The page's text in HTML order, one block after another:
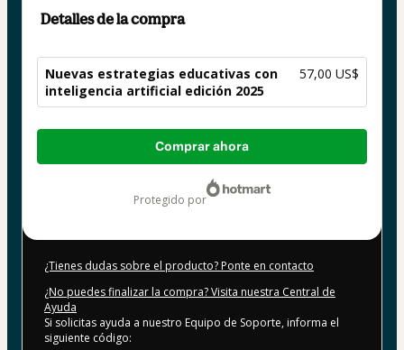
Detalles de la compra
Nuevas estrategias educativas con
inteligencia artificial edición 2025
57,00 US$
Total
57,00 US$
Comprar ahora
protegido por
¿Tienes dudas sobre el producto? Ponte en contacto
¿No puedes finalizar la compra? Visita nuestra Central de
Ayuda
Si solicitas ayuda a nuestro Equipo de Soporte, informa el
siguiente código: